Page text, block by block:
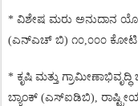
* ವಿಶೇಷ ಮರು ಅನುದಾನ
(ಎನ್ಎಚ್ ಬಿ) ೧೦,೦೦೦ ಕೋಟಿ
* ಕೃಷಿ ಮತ್ತು ಗ್ರಾಮೀಣಾಭಿವೃದ್ಧಿ
ಬ್ಯಾಂಕ್ (ಎಸ್ಐಡಿಬಿ),